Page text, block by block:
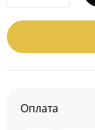
Оплата